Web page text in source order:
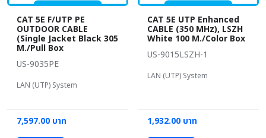
CAT 5E F/UTP PE
OUTDOOR CABLE
(Single Jacket Black 305
M./Pull Box
US-9035PE
LAN (UTP) System
7,597.00 บาท
CAT 5E UTP Enhanced
CABLE (350 MHz), LSZH
White 100 M./Color Box
US-9015LSZH-1
LAN (UTP) System
1,932.00 บาท